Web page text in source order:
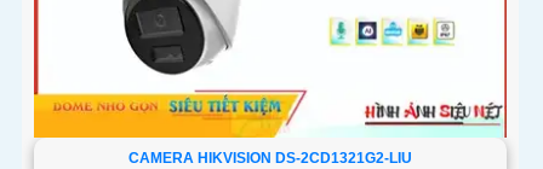
CAMERA HIKVISION DS-2CD1321G2-LIU